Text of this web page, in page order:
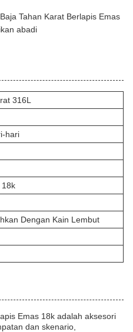
Tahan Karat Berlapis Emas
abadi
316L
hari
18k
Dengan Kain Lembut
Emas 18k adalah aksesori
dan skenario,